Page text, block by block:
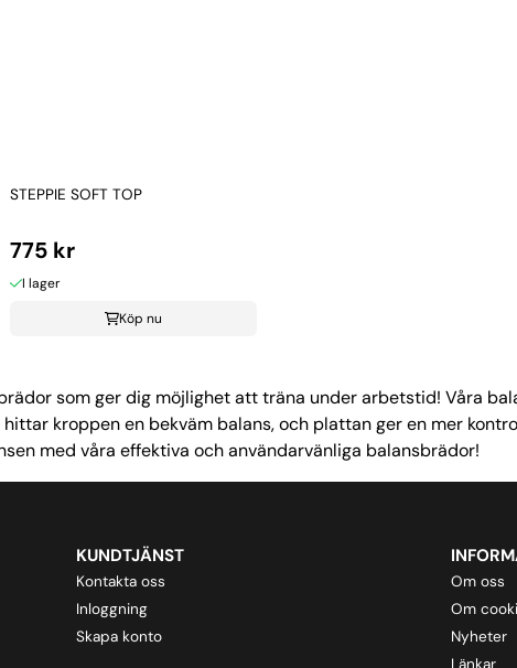
STEPPIE SOFT TOP
775 kr
I lager
Köp nu
som ger dig möjlighet att träna under arbetstid! Våra
kroppen en bekväm balans, och plattan ger en mer
med våra effektiva och användarvänliga balansbrädor!
KUNDTJÄNST
Kontakta oss
Inloggning
Skapa konto
Om oss
Om
Nyheter
Länkar